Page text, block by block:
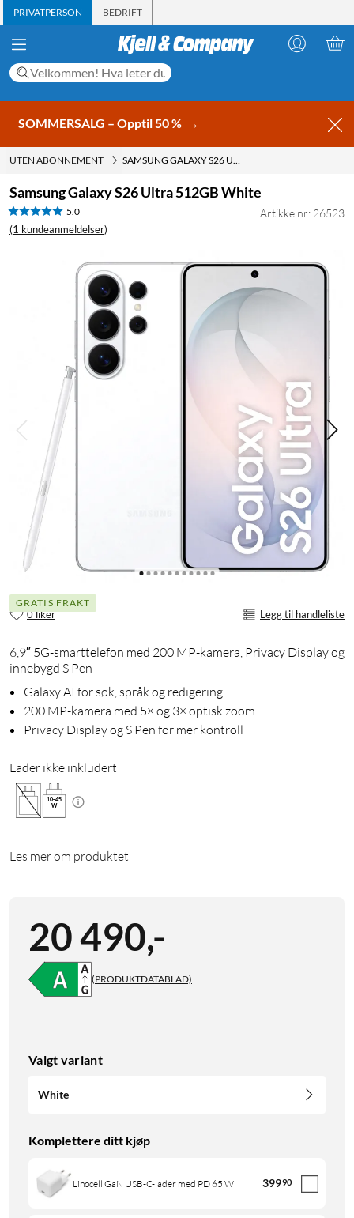
PRIVATPERSON BEDRIFT
SOMMERSALG – Opptil 50 % →
UTEN ABONNEMENT SAMSUNG GALAXY S26 ULTRA 512GB WHITE
Samsung Galaxy S26 Ultra 512GB White
5.0
(1 kundeanmeldelser)
Artikkelnr: 26523
GRATIS FRAKT
0 liker Legg til handleliste
6,9″ 5G-smarttelefon med 200 MP-kamera, Privacy Display og
innebygd S Pen
Galaxy AI for søk, språk og redigering
200 MP-kamera med 5× og 3× optisk zoom
Privacy Display og S Pen for mer kontroll
Lader ikke inkludert
10-45
W
Les mer om produktet
20 490,-
(PRODUKTDATABLAD)
Valgt variant
White
Komplettere ditt kjøp
Linocell GaN USB-C-lader med PD 65 W 39990